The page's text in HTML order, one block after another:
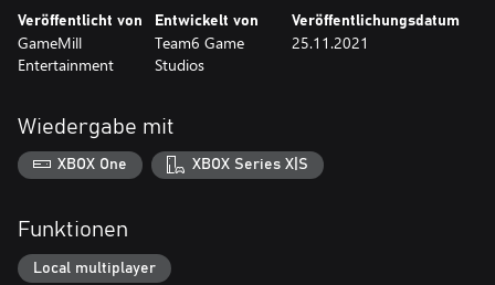
Veröffentlicht von
GameMill
Entertainment
Entwickelt von
Team6 Game
Studios
Veröffentlichungsdatum
25.11.2021
Wiedergabe mit
XBOX One XBOX Series X|S
Funktionen
Local multiplayer